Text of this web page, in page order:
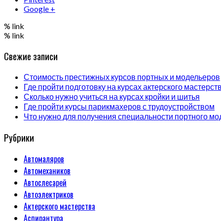
Google +
% link
% link
Свежие записи
Стоимость престижных курсов портных и модельеров
Где пройти подготовку на курсах актерского
Сколько нужно учиться на курсах кройки и шитья
Где пройти курсы парикмахеров с трудоустройством
Что нужно для получения специальности портного
Рубрики
Автомаляров
Автомехаников
Автослесарей
Автоэлектриков
Актерского мастерства
Аспирантура